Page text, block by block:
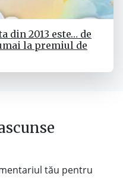
din 2013 este… de
la premiul de
tău pentru